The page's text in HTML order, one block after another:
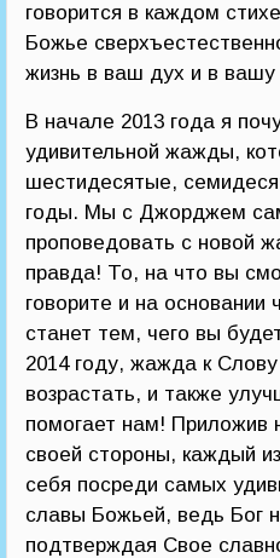
говорится в каждом
Божье
жизнь в ваш дух и в
В начале 2013 года я
удивительной жажды,
шестидесятые,
годы. Мы с Джорджем
проповедовать с новой
правда! То, на что вы
говорите и на основании
станет тем, чего вы
2014 году, жажда к
возрастать, и также
помогает нам! Приложив
своей стороны, каждый
себя посреди самых
славы Божьей, ведь Бог
подтверждая Свое